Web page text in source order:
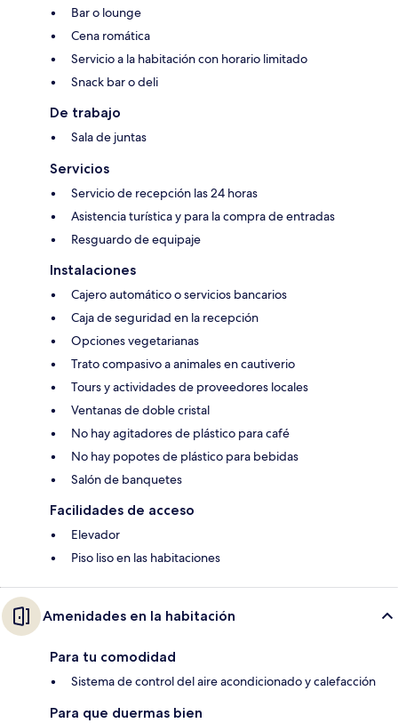
Bar o lounge
Cena romática
Servicio a la habitación con horario limitado
Snack bar o deli
De trabajo
Sala de juntas
Servicios
Servicio de recepción las 24 horas
Asistencia turística y para la compra de entradas
Resguardo de equipaje
Instalaciones
Cajero automático o servicios bancarios
Caja de seguridad en la recepción
Opciones vegetarianas
Trato compasivo a animales en cautiverio
Tours y actividades de proveedores locales
Ventanas de doble cristal
No hay agitadores de plástico para café
No hay popotes de plástico para bebidas
Salón de banquetes
Facilidades de acceso
Elevador
Piso liso en las habitaciones
Amenidades en la habitación
Para tu comodidad
Sistema de control del aire acondicionado y calefacción
Para que duermas bien